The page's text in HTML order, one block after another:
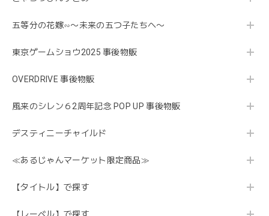
五等分の花嫁∽〜未来の五つ子たちへ〜
東京ゲームショウ2025 事後物販
OVERDRIVE 事後物販
風来のシレン６2周年記念 POP UP 事後物販
デスティニーチャイルド
≪あるじゃんマーケット限定商品≫
【タイトル】で探す